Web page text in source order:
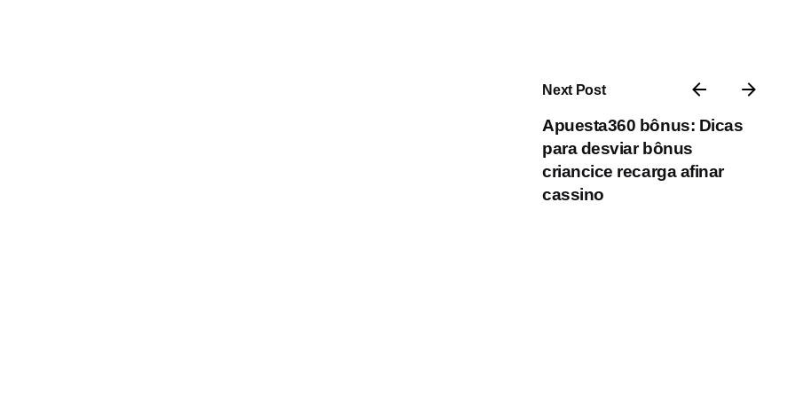
Next Post
Apuesta360 bônus: Dicas
para desviar bônus
criancice recarga afinar
cassino